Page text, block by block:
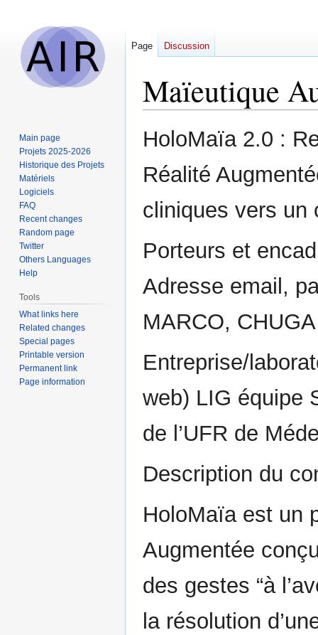
Maïeutique
Jump
to
Jump
toHoloMaïa 2.0 :
Réalité
cliniques vers un
Porteurs et
Adresse email,
MARCO,
Entreprise/
web) LIG équipe
de l’UFR de
Description du
HoloMaïa est un
Augmentée
des gestes “à
la résolution
Page Discussion
Main page
Projets 2025-2026
Historique des Projets
Matériels
Logiciels
FAQ
Recent changes
Random page
Twitter
Others Languages
Help
Tools
What links here
Related changes
Special pages
Printable version
Permanent link
Page information